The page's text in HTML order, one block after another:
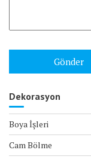
Dekorasyon
Boya İşleri
Cam Bölme